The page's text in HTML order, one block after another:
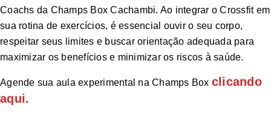
Coachs da Champs Box Cachambi. Ao integrar o Crossfit em
sua rotina de exercícios, é essencial ouvir o seu corpo,
respeitar seus limites e buscar orientação adequada para
maximizar os benefícios e minimizar os riscos à saúde.
Agende sua aula experimental na Champs Box clicando
aqui.